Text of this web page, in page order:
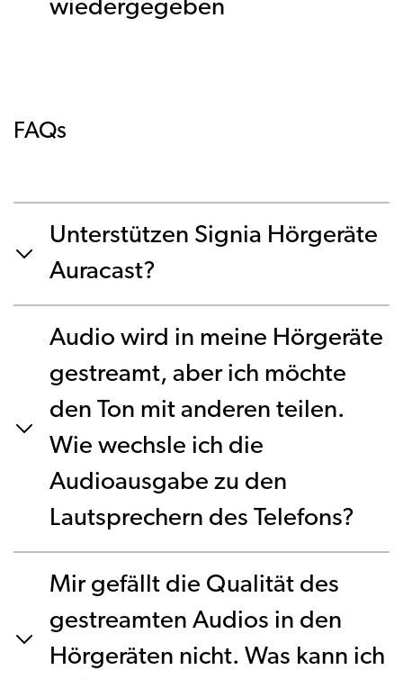
wiedergegeben
FAQs
Unterstützen Signia Hörgeräte
Auracast?
Audio wird in meine Hörgeräte
gestreamt, aber ich möchte
den Ton mit anderen teilen.
Wie wechsle ich die
Audioausgabe zu den
Lautsprechern des Telefons?
Mir gefällt die Qualität des
gestreamten Audios in den
Hörgeräten nicht. Was kann ich